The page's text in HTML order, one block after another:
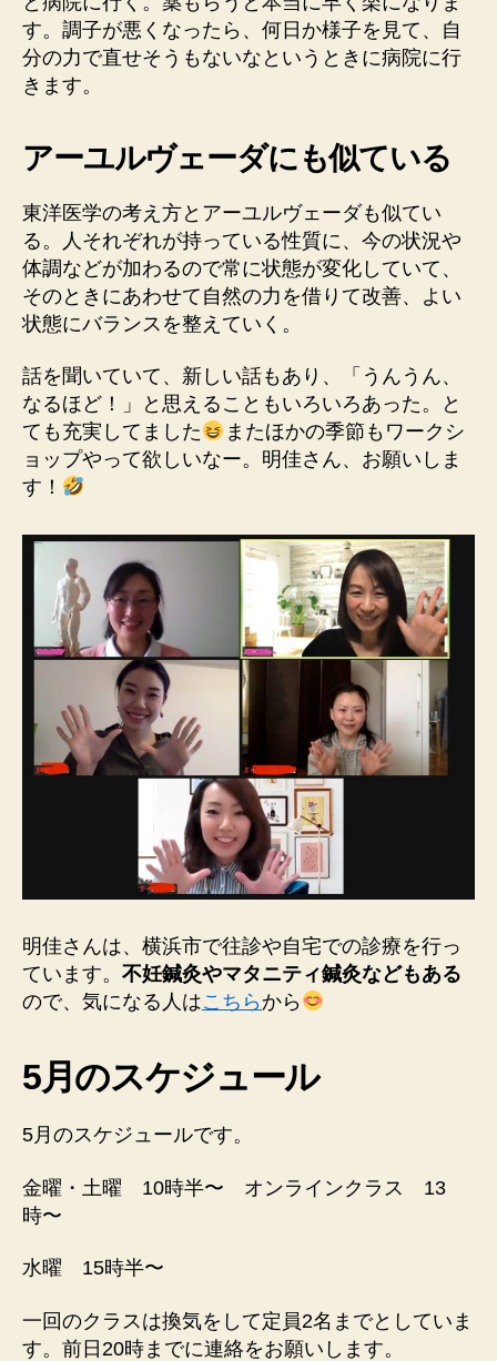
す。調子が悪くなったら、何日か様子を見て、自
分の力で直せそうもないなというときに病院に行
きます。
アーユルヴェーダにも似ている
東洋医学の考え方とアーユルヴェーダも似てい
る。人それぞれが持っている性質に、今の状況や
体調などが加わるので常に状態が変化していて、
そのときにあわせて自然の力を借りて改善、よい
状態にバランスを整えていく。
話を聞いていて、新しい話もあり、「うんうん、
なるほど！」と思えることもいろいろあった。と
ても充実してました
またほかの季節もワークシ
ョップやって欲しいなー。明佳さん、お願いしま
す！
明佳さんは、横浜市で往診や自宅での診療を行っ
ています。 不妊鍼灸やマタニティ鍼灸などもある
ので、気になる人はこちらから
5月のスケジュール
5月のスケジュールです。
金曜・土曜 10時半〜 オンラインクラス 13
時〜
水曜 15時半〜
一回のクラスは換気をして定員2名までとしていま
す。前日20時までに連絡をお願いします。